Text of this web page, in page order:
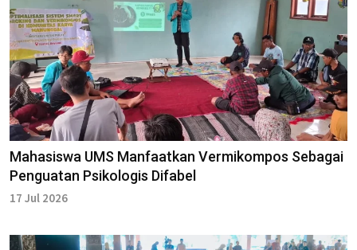
Mahasiswa UMS Manfaatkan Vermikompos Sebagai
Penguatan Psikologis Difabel
17 Jul 2026